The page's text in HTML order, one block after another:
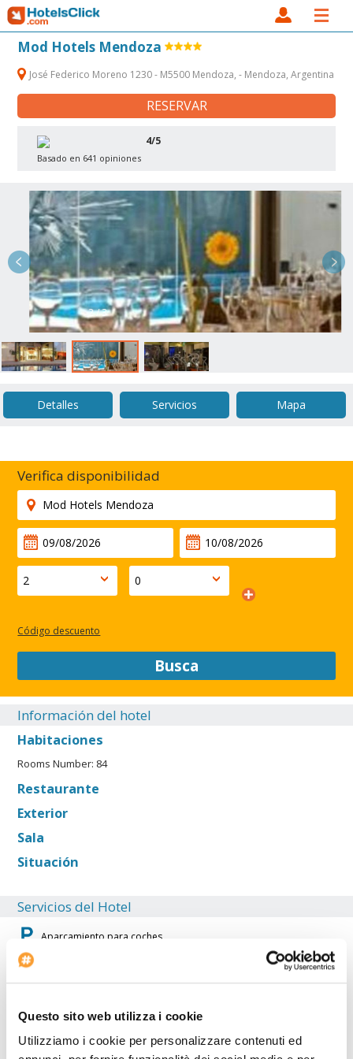
Questo sito web utilizza i cookie
Utilizziamo i cookie per personalizzare contenuti ed
Mod Hotels Mendoza
José Federico Moreno 1230 - M5500 Mendoza, - Mendoza, Argentina
RESERVAR
4/5
Basado en 641 opiniones
2 / 3
Detalles Servicios Mapa
Verifica disponibilidad
Código descuento
Busca
Información del hotel
Habitaciones
Rooms Number: 84
Restaurante
Exterior
Sala
Situación
Servicios del Hotel
Aparcamiento para coches
Bar
Servicio de lavandería